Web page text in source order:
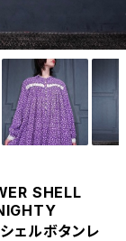
SHELL
ェルボタンレ